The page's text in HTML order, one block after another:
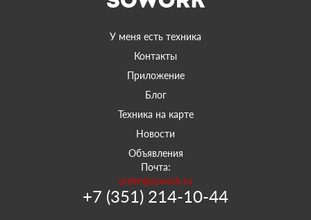
У меня есть техника
Контакты
Приложение
Блог
Техника на карте
Новости
Объявления
Почта:
order@sowork.ru
+7 (351) 214-10-44